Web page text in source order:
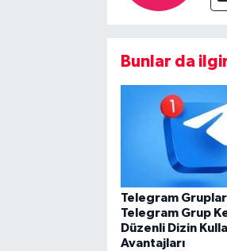
Bunlar da
Telegram
Telegram Grup
Düzenli Dizin
Avantajları